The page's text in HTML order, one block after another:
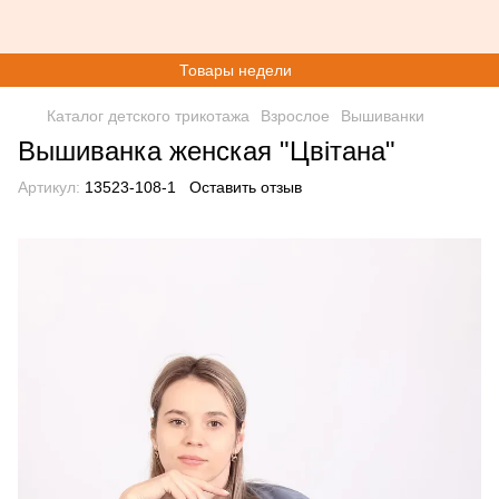
Товары недели
Каталог детского трикотажа Взрослое Вышиванки
Вышиванка женская "Цвітана"
Артикул: 13523-108-1 Оставить отзыв